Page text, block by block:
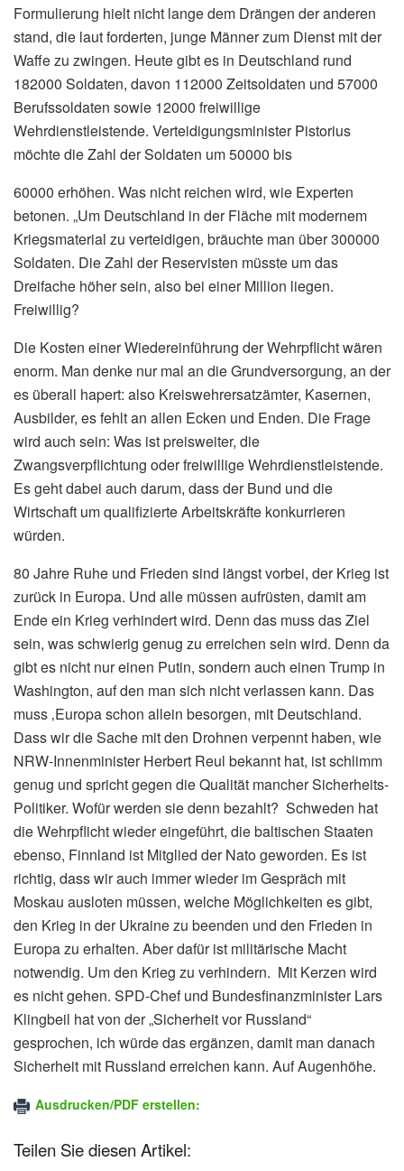
Formulierung hielt nicht lange dem Drängen der anderen
stand, die laut forderten, junge Männer zum Dienst mit der
Waffe zu zwingen. Heute gibt es in Deutschland rund
182000 Soldaten, davon 112000 Zeitsoldaten und 57000
Berufssoldaten sowie 12000 freiwillige
Wehrdienstleistende. Verteidigungsminister Pistorius
möchte die Zahl der Soldaten um 50000 bis
60000 erhöhen. Was nicht reichen wird, wie Experten
betonen. „Um Deutschland in der Fläche mit modernem
Kriegsmaterial zu verteidigen, bräuchte man über 300000
Soldaten. Die Zahl der Reservisten müsste um das
Dreifache höher sein, also bei einer Million liegen.
Freiwillig?
Die Kosten einer Wiedereinführung der Wehrpflicht wären
enorm. Man denke nur mal an die Grundversorgung, an der
es überall hapert: also Kreiswehrersatzämter, Kasernen,
Ausbilder, es fehlt an allen Ecken und Enden. Die Frage
wird auch sein: Was ist preisweiter, die
Zwangsverpflichtung oder freiwillige Wehrdienstleistende.
Es geht dabei auch darum, dass der Bund und die
Wirtschaft um qualifizierte Arbeitskräfte konkurrieren
würden.
80 Jahre Ruhe und Frieden sind längst vorbei, der Krieg ist
zurück in Europa. Und alle müssen aufrüsten, damit am
Ende ein Krieg verhindert wird. Denn das muss das Ziel
sein, was schwierig genug zu erreichen sein wird. Denn da
gibt es nicht nur einen Putin, sondern auch einen Trump in
Washington, auf den man sich nicht verlassen kann. Das
muss ‚Europa schon allein besorgen, mit Deutschland.
Dass wir die Sache mit den Drohnen verpennt haben, wie
NRW-Innenminister Herbert Reul bekannt hat, ist schlimm
genug und spricht gegen die Qualität mancher Sicherheits-
Politiker. Wofür werden sie denn bezahlt? Schweden hat
die Wehrpflicht wieder eingeführt, die baltischen Staaten
ebenso, Finnland ist Mitglied der Nato geworden. Es ist
richtig, dass wir auch immer wieder im Gespräch mit
Moskau ausloten müssen, welche Möglichkeiten es gibt,
den Krieg in der Ukraine zu beenden und den Frieden in
Europa zu erhalten. Aber dafür ist militärische Macht
notwendig. Um den Krieg zu verhindern. Mit Kerzen wird
es nicht gehen. SPD-Chef und Bundesfinanzminister Lars
Klingbeil hat von der „Sicherheit vor Russland“
gesprochen, ich würde das ergänzen, damit man danach
Sicherheit mit Russland erreichen kann. Auf Augenhöhe.
Ausdrucken/PDF erstellen:
Teilen Sie diesen Artikel: